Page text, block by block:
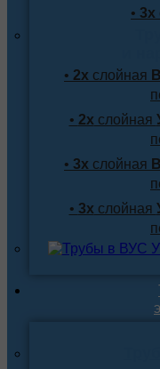
• 3х
• 2х слойная
• 2х слойная
• 3х слойная
• 3х слойная